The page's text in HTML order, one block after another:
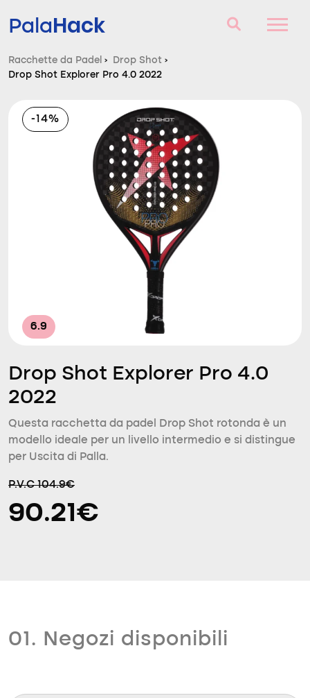
PalaHack
Racchette da Padel
Domande e risposte
Comparatore
Racchette da Padel › Drop Shot ›
Drop Shot Explorer Pro 4.0 2022
-14%
6.9
Drop Shot Explorer Pro 4.0
2022
Questa racchetta da padel Drop Shot rotonda è un
modello ideale per un livello intermedio e si distingue
per Uscita di Palla.
P.V.C 104.9€
90.21€
01. Negozi disponibili